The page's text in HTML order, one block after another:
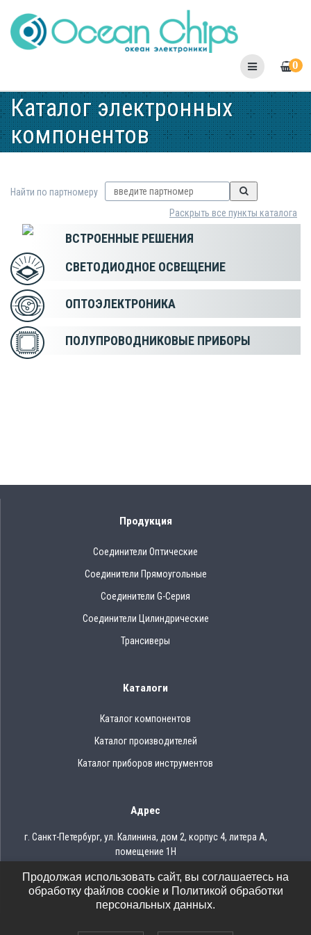
to
content
0
Каталог электронных
компонентов
Найти по партномеру
Раскрыть все пункты каталога
ВСТРОЕННЫЕ РЕШЕНИЯ
СВЕТОДИОДНОЕ ОСВЕЩЕНИЕ
ОПТОЭЛЕКТРОНИКА
ПОЛУПРОВОДНИКОВЫЕ ПРИБОРЫ
Продукция
Соединители Оптические
Соединители Прямоугольные
Соединители G-Серия
Соединители Цилиндрические
Трансиверы
Каталоги
Каталог компонентов
Каталог производителей
Каталог приборов инструментов
Адрес
г. Санкт-Петербург, ул. Калинина, дом 2, корпус 4, литера А,
помещение 1Н
Тел.: 8 (812) 309-75-97
Email: ocean@oceanchips.ru
Продолжая использовать сайт, вы соглашаетесь на
обработку файлов cookie и Политикой обработки
персональных данных.